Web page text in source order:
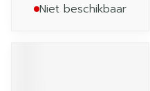
Niet beschikbaar